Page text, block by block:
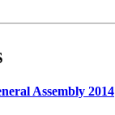
Assembly 2014